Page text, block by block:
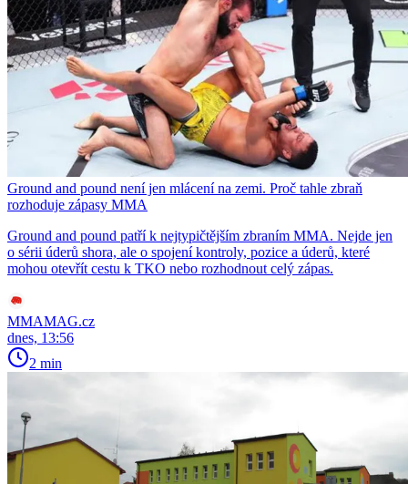
Ground and pound není jen mlácení na zemi. Proč tahle zbraň
rozhoduje zápasy MMA
Ground and pound patří k nejtypičtějším zbraním MMA. Nejde jen
o sérii úderů shora, ale o spojení kontroly, pozice a úderů, které
mohou otevřít cestu k TKO nebo rozhodnout celý zápas.
MMAMAG.cz
dnes, 13:56
2 min